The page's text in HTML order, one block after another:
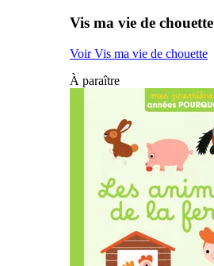
Vis ma vie de chouette
Voir Vis ma vie de chouette
À paraître